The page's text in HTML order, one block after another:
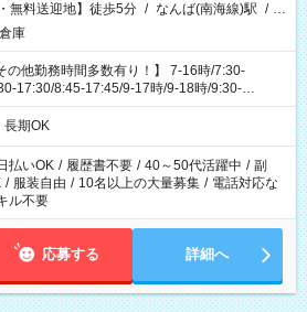
無料送迎地】徒歩5分 / なんば(南海線)駅 /
庫
17:30/8:45-17:45/9-17時/9-18時/9:30-
10-17時/10-18時/10-19時/10-19:15/14-18
時/21-翌6:15/22-翌6時 などなど… 空いた時間
長期OK
払いOK / 履歴書不要 / 40～50代活躍中 / 副
/ 服装自由 / 10名以上の大量募集 / 電話対応な
ル不要
応募する 詳細へ